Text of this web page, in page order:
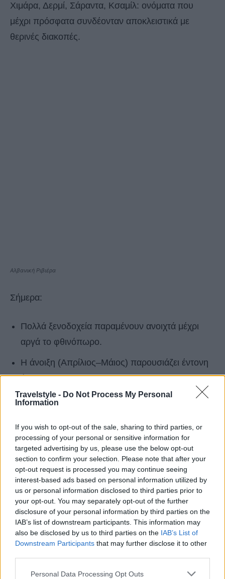
Travelstyle - Do Not Process My Personal
Information
If you wish to opt-out of the sale, sharing to third parties, or
processing of your personal or sensitive information for
targeted advertising by us, please use the below opt-out
section to confirm your selection. Please note that after your
opt-out request is processed you may continue seeing
interest-based ads based on personal information utilized by
us or personal information disclosed to third parties prior to
your opt-out. You may separately opt-out of the further
disclosure of your personal information by third parties on the
IAB’s list of downstream participants. This information may
also be disclosed by us to third parties on the IAB’s List of
Downstream Participants that may further disclose it to other
Please note that this website/app uses one or more Google
Personal Data Processing Opt Outs
Χιμάρα, Δερμί, Σάραντα, Κσαμίλ: ονόματα που
μέχρι πρόσφατα συνδέονταν αποκλειστικά με
θερινές διακοπές.
Αλβανική Ριβιέρα
Σήμερα:
Πολλά ξενοδοχεία παραμένουν ανοιχτά μέχρι
αργά το φθινόπωρο.
Η άνοιξη (Απρίλιος–Μάιος) παρουσιάζει έντονη
άνοδο.
Το κλίμα παραμένει πιο ήπιο από άλλους
Αυτό μετατρέπει τη Ριβιέρα σε έναν προορισμό
για όσους θέλουν θάλασσα πιο νωρίς ή πιο
αργά, χωρίς τις καλοκαιρινές τιμές του Ιουλίου–
Αυγούστου.
City break δυναμική: Τα Τίρανα αλλάζουν
τα δεδομένα